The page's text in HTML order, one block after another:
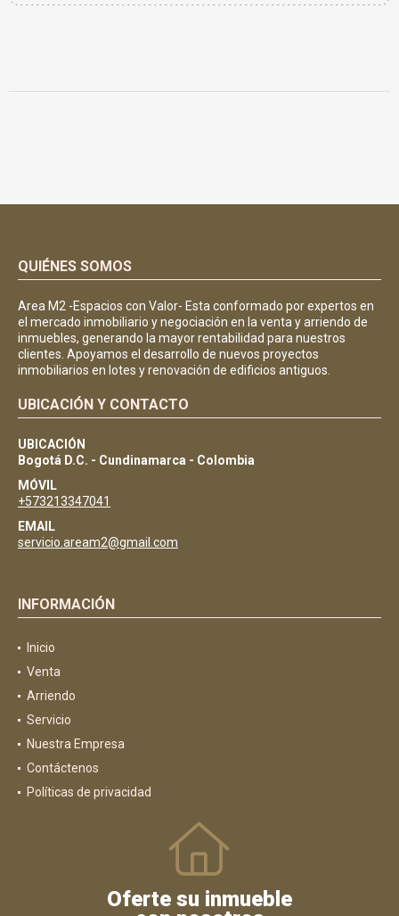
QUIÉNES SOMOS
Area M2 -Espacios con Valor- Esta conformado por expertos en
el mercado inmobiliario y negociación en la venta y arriendo de
inmuebles, generando la mayor rentabilidad para nuestros
clientes. Apoyamos el desarrollo de nuevos proyectos
inmobiliarios en lotes y renovación de edificios antiguos.
UBICACIÓN Y CONTACTO
UBICACIÓN
Bogotá D.C. - Cundinamarca - Colombia
MÓVIL
+573213347041
EMAIL
servicio.aream2@gmail.com
INFORMACIÓN
Inicio
Venta
Arriendo
Servicio
Nuestra Empresa
Contáctenos
Políticas de privacidad
Oferte su inmueble